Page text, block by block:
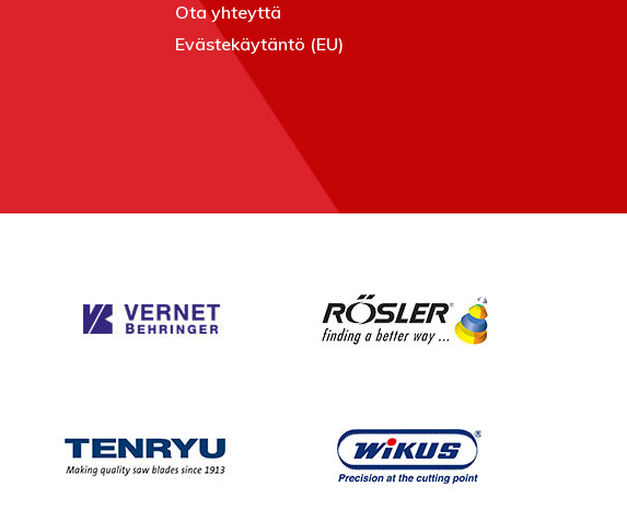
Ota yhteyttä
Evästekäytäntö (EU)